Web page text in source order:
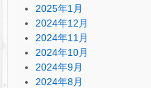
2025年1月
2024年12月
2024年11月
2024年10月
2024年9月
2024年8月